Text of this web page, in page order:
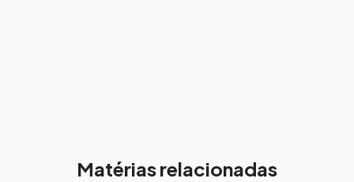
Matérias relacionadas